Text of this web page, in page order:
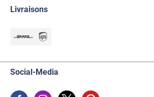
Livraisons
Social-Media